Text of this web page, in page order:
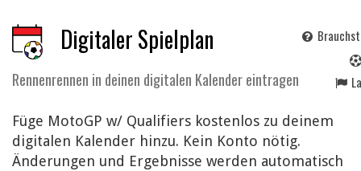
Digitaler Spielplan
Rennenrennen in deinen digitalen Kalender eintragen
Füge MotoGP w/ Qualifiers kostenlos zu deinem
digitalen Kalender hinzu. Kein Konto nötig.
Änderungen und Ergebnisse werden automatisch